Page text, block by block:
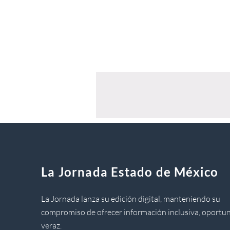
La Jornada Estado de México
La Jornada lanza su edición digital, manteniendo su
compromiso de ofrecer información inclusiva,
veraz.